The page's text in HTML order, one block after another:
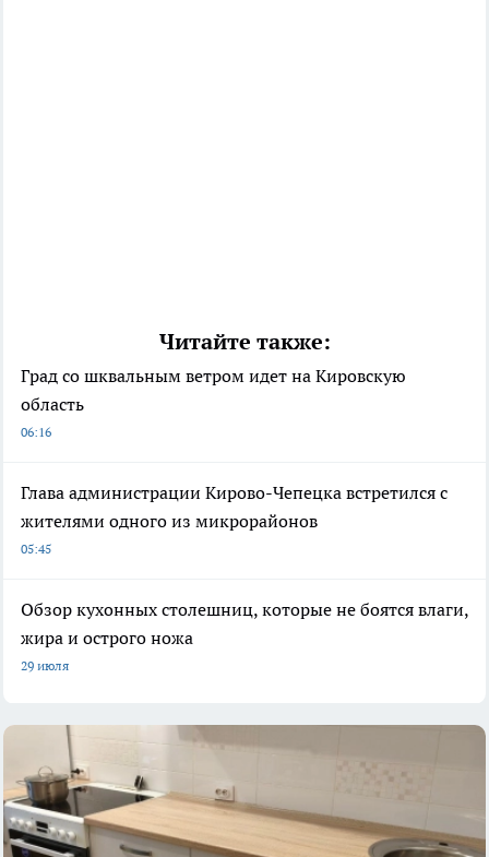
Читайте также:
Град со шквальным ветром идет на Кировскую
область
06:16
Глава администрации Кирово-Чепецка встретился с
жителями одного из микрорайонов
05:45
Обзор кухонных столешниц, которые не боятся влаги,
жира и острого ножа
29 июля